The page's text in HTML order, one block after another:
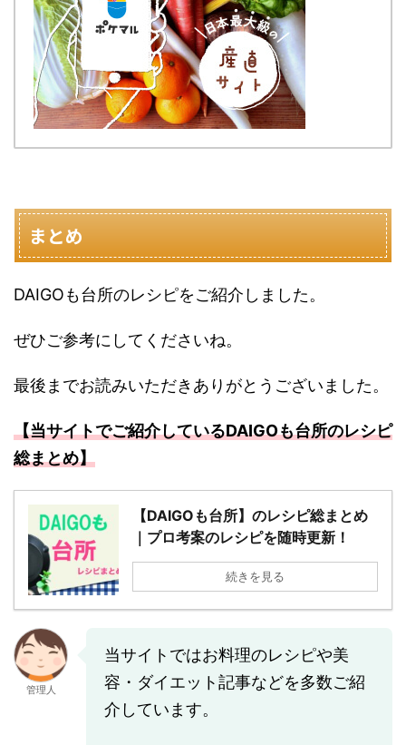
まとめ
DAIGOも台所のレシピをご紹介しました。
ぜひご参考にしてくださいね。
最後までお読みいただきありがとうございました。
【当サイトでご紹介しているDAIGOも台所のレシピ
総まとめ】
【DAIGOも台所】のレシピ総まとめ
｜プロ考案のレシピを随時更新！
続きを見る
管理人
当サイトではお料理のレシピや美
容・ダイエット記事などを多数ご紹
介しています。